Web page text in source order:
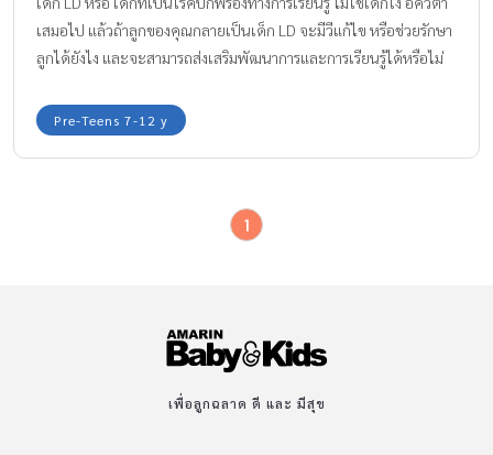
เสมอไป แล้วถ้าลูกของคุณกลายเป็นเด็ก LD จะมีวีแก้ไข หรือช่วยรักษา
ลูกได้ยังไง และจะสามารถส่งเสริมพัฒนาการและการเรียนรู้ได้หรือไม่
Pre-Teens 7-12 y
1
เพื่อลูกฉลาด ดี และ มีสุข